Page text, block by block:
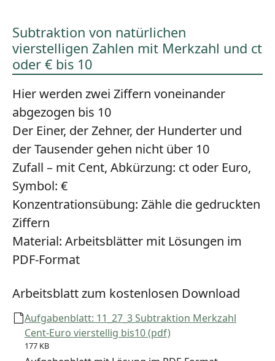
Subtraktion von natürlichen
vierstelligen Zahlen mit Merkzahl und ct
oder € bis 10
Hier werden zwei Ziffern voneinander
abgezogen bis 10
Der Einer, der Zehner, der Hunderter und
der Tausender gehen nicht über 10
Zufall – mit Cent, Abkürzung: ct oder Euro,
Symbol: €
Konzentrationsübung: Zähle die gedruckten
Ziffern
Material: Arbeitsblätter mit Lösungen im
PDF-Format
Arbeitsblatt zum kostenlosen Download
Aufgabenblatt: 11_27_3 Subtraktion Merkzahl
Cent-Euro vierstellig bis10 (pdf)
177 KB